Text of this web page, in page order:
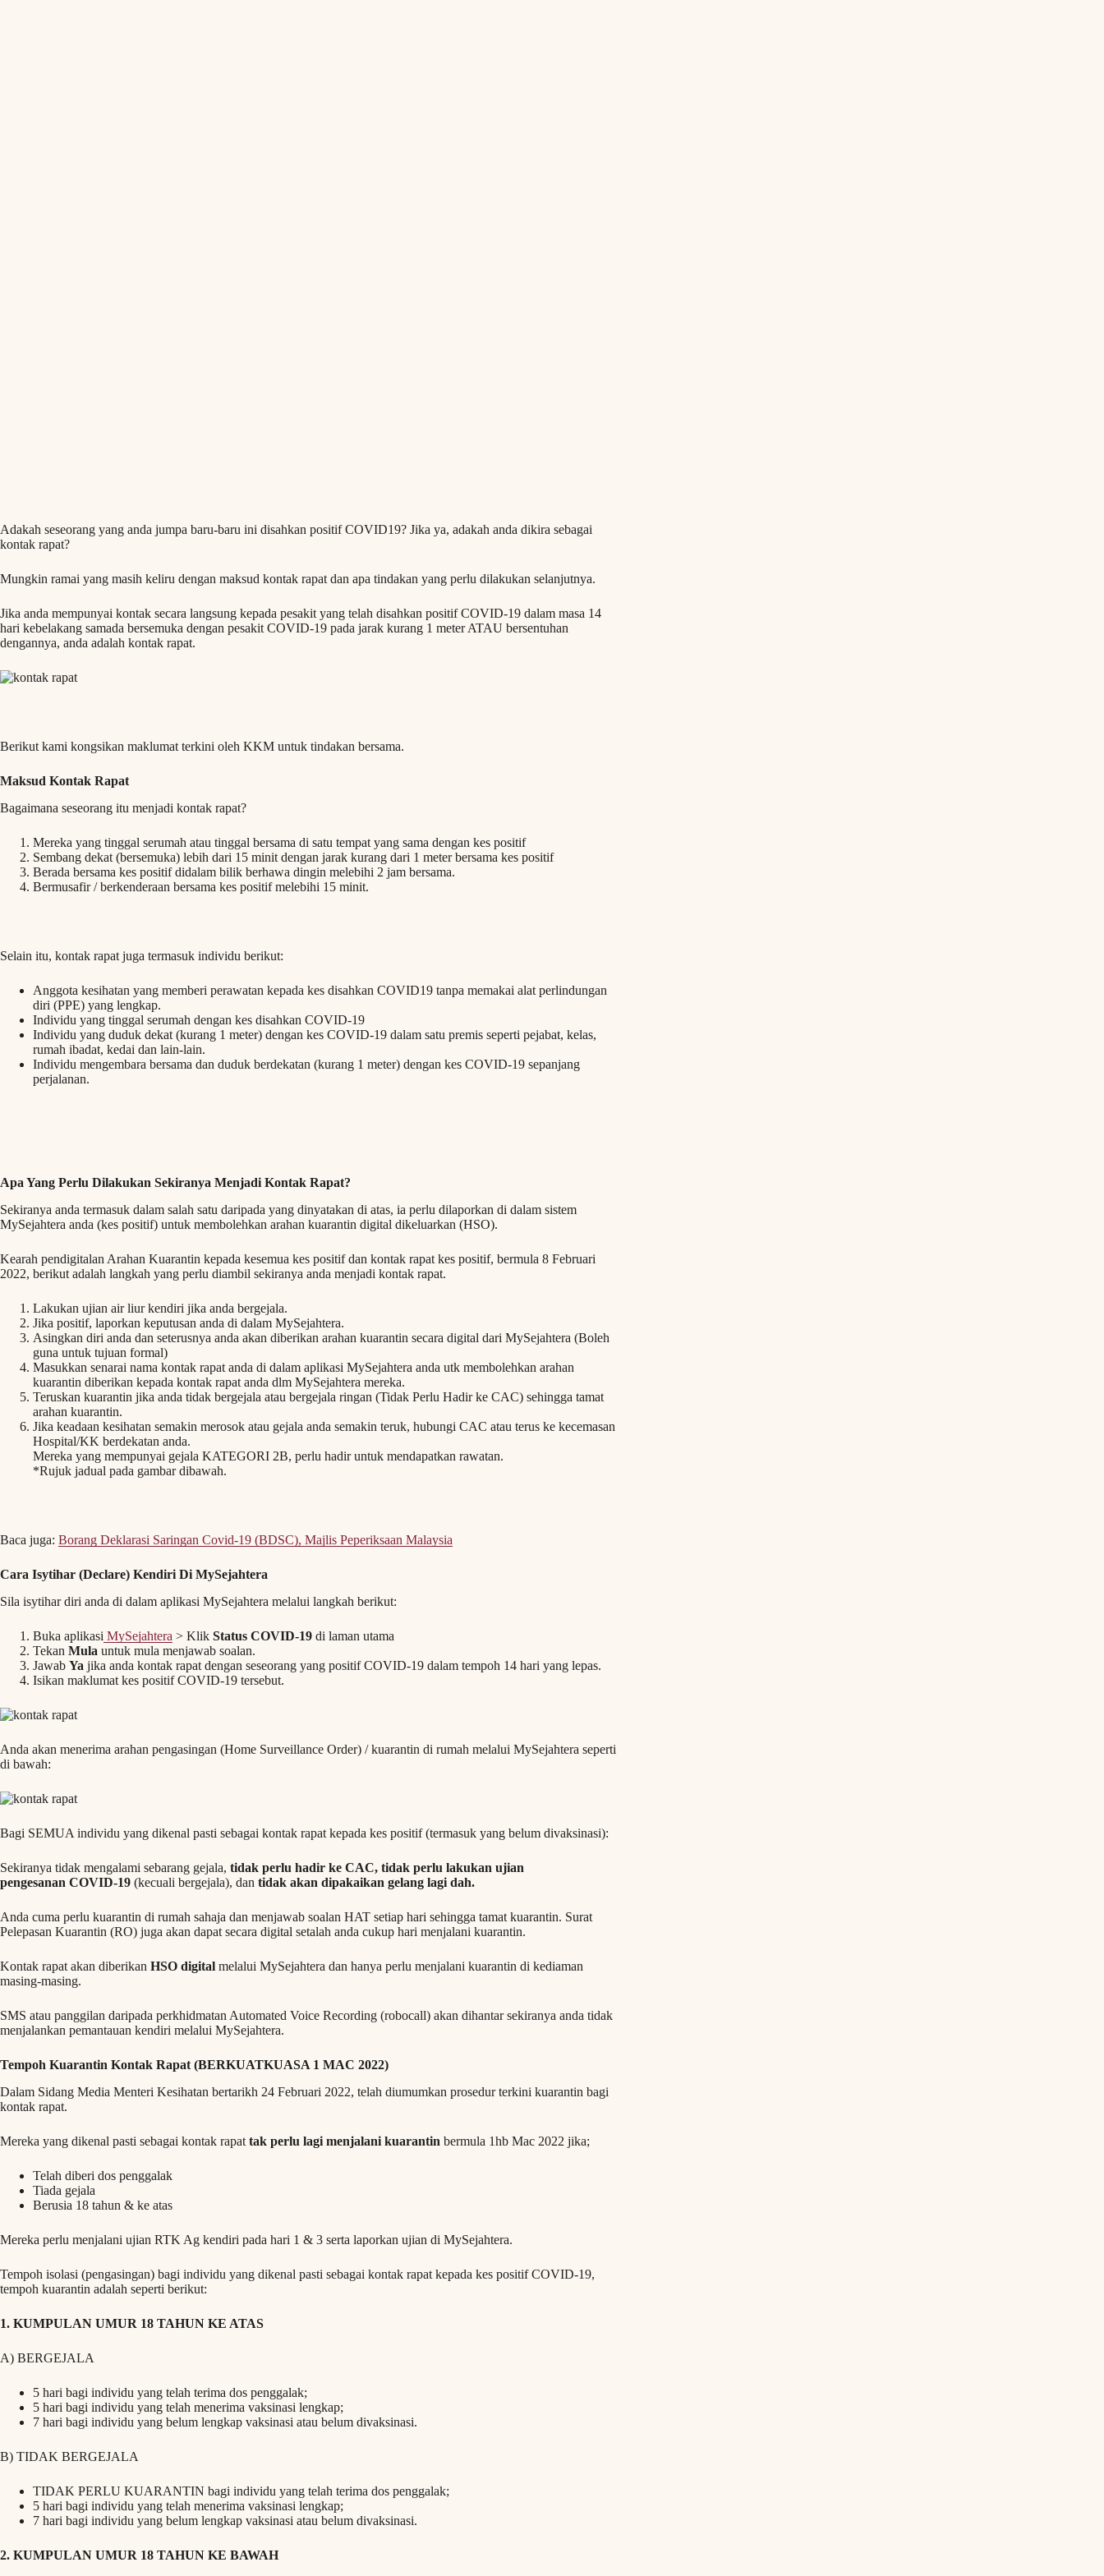
Adakah seseorang yang anda jumpa baru-baru ini disahkan positif COVID19? Jika ya, adakah anda dikira sebagai
kontak rapat?
Mungkin ramai yang masih keliru dengan maksud kontak rapat dan apa tindakan yang perlu dilakukan selanjutnya.
Jika anda mempunyai kontak secara langsung kepada pesakit yang telah disahkan positif COVID-19 dalam masa 14
hari kebelakang samada bersemuka dengan pesakit COVID-19 pada jarak kurang 1 meter ATAU bersentuhan
dengannya, anda adalah kontak rapat.
Berikut kami kongsikan maklumat terkini oleh KKM untuk tindakan bersama.
Maksud Kontak Rapat
Bagaimana seseorang itu menjadi kontak rapat?
Mereka yang tinggal serumah atau tinggal bersama di satu tempat yang sama dengan kes positif
Sembang dekat (bersemuka) lebih dari 15 minit dengan jarak kurang dari 1 meter bersama kes positif
Berada bersama kes positif didalam bilik berhawa dingin melebihi 2 jam bersama.
Bermusafir / berkenderaan bersama kes positif melebihi 15 minit.
Selain itu, kontak rapat juga termasuk individu berikut:
Anggota kesihatan yang memberi perawatan kepada kes disahkan COVID19 tanpa memakai alat perlindungan
diri (PPE) yang lengkap.
Individu yang tinggal serumah dengan kes disahkan COVID-19
Individu yang duduk dekat (kurang 1 meter) dengan kes COVID-19 dalam satu premis seperti pejabat, kelas,
rumah ibadat, kedai dan lain-lain.
Individu mengembara bersama dan duduk berdekatan (kurang 1 meter) dengan kes COVID-19 sepanjang
perjalanan.
Apa Yang Perlu Dilakukan Sekiranya Menjadi Kontak Rapat?
Sekiranya anda termasuk dalam salah satu daripada yang dinyatakan di atas, ia perlu dilaporkan di dalam sistem
MySejahtera anda (kes positif) untuk membolehkan arahan kuarantin digital dikeluarkan (HSO).
Kearah pendigitalan Arahan Kuarantin kepada kesemua kes positif dan kontak rapat kes positif, bermula 8 Februari
2022, berikut adalah langkah yang perlu diambil sekiranya anda menjadi kontak rapat.
Lakukan ujian air liur kendiri jika anda bergejala.
Jika positif, laporkan keputusan anda di dalam MySejahtera.
Asingkan diri anda dan seterusnya anda akan diberikan arahan kuarantin secara digital dari MySejahtera (Boleh
guna untuk tujuan formal)
Masukkan senarai nama kontak rapat anda di dalam aplikasi MySejahtera anda utk membolehkan arahan
kuarantin diberikan kepada kontak rapat anda dlm MySejahtera mereka.
Teruskan kuarantin jika anda tidak bergejala atau bergejala ringan (Tidak Perlu Hadir ke CAC) sehingga tamat
arahan kuarantin.
Jika keadaan kesihatan semakin merosok atau gejala anda semakin teruk, hubungi CAC atau terus ke kecemasan
Hospital/KK berdekatan anda.
Mereka yang mempunyai gejala KATEGORI 2B, perlu hadir untuk mendapatkan rawatan.
*Rujuk jadual pada gambar dibawah.
Baca juga: Borang Deklarasi Saringan Covid-19 (BDSC), Majlis Peperiksaan Malaysia
Cara Isytihar (Declare) Kendiri Di MySejahtera
Sila isytihar diri anda di dalam aplikasi MySejahtera melalui langkah berikut:
Buka aplikasi MySejahtera > Klik Status COVID-19 di laman utama
Tekan Mula untuk mula menjawab soalan.
Jawab Ya jika anda kontak rapat dengan seseorang yang positif COVID-19 dalam tempoh 14 hari yang lepas.
Isikan maklumat kes positif COVID-19 tersebut.
Anda akan menerima arahan pengasingan (Home Surveillance Order) / kuarantin di rumah melalui MySejahtera seperti
di bawah:
Bagi SEMUA individu yang dikenal pasti sebagai kontak rapat kepada kes positif (termasuk yang belum divaksinasi):
Sekiranya tidak mengalami sebarang gejala, tidak perlu hadir ke CAC, tidak perlu lakukan ujian
pengesanan COVID-19 (kecuali bergejala), dan tidak akan dipakaikan gelang lagi dah.
Anda cuma perlu kuarantin di rumah sahaja dan menjawab soalan HAT setiap hari sehingga tamat kuarantin. Surat
Pelepasan Kuarantin (RO) juga akan dapat secara digital setalah anda cukup hari menjalani kuarantin.
Kontak rapat akan diberikan HSO digital melalui MySejahtera dan hanya perlu menjalani kuarantin di kediaman
masing-masing.
SMS atau panggilan daripada perkhidmatan Automated Voice Recording (robocall) akan dihantar sekiranya anda tidak
menjalankan pemantauan kendiri melalui MySejahtera.
Tempoh Kuarantin Kontak Rapat (BERKUATKUASA 1 MAC 2022)
Dalam Sidang Media Menteri Kesihatan bertarikh 24 Februari 2022, telah diumumkan prosedur terkini kuarantin bagi
kontak rapat.
Mereka yang dikenal pasti sebagai kontak rapat tak perlu lagi menjalani kuarantin bermula 1hb Mac 2022 jika;
Telah diberi dos penggalak
Tiada gejala
Berusia 18 tahun & ke atas
Mereka perlu menjalani ujian RTK Ag kendiri pada hari 1 & 3 serta laporkan ujian di MySejahtera.
Tempoh isolasi (pengasingan) bagi individu yang dikenal pasti sebagai kontak rapat kepada kes positif COVID-19,
tempoh kuarantin adalah seperti berikut:
1. KUMPULAN UMUR 18 TAHUN KE ATAS
A) BERGEJALA
5 hari bagi individu yang telah terima dos penggalak;
5 hari bagi individu yang telah menerima vaksinasi lengkap;
7 hari bagi individu yang belum lengkap vaksinasi atau belum divaksinasi.
B) TIDAK BERGEJALA
TIDAK PERLU KUARANTIN bagi individu yang telah terima dos penggalak;
5 hari bagi individu yang telah menerima vaksinasi lengkap;
7 hari bagi individu yang belum lengkap vaksinasi atau belum divaksinasi.
2. KUMPULAN UMUR 18 TAHUN KE BAWAH